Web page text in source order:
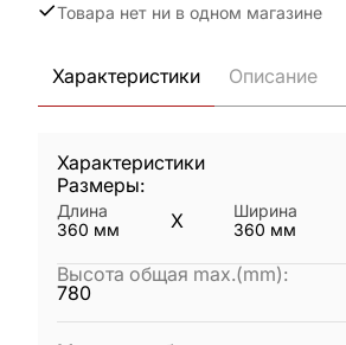
Товара нет ни в одном магазине
Характеристики Описание
Характеристики
Размеры:
Длина
360 мм X
Ширина
360 мм
Высота общая max.(mm):
780